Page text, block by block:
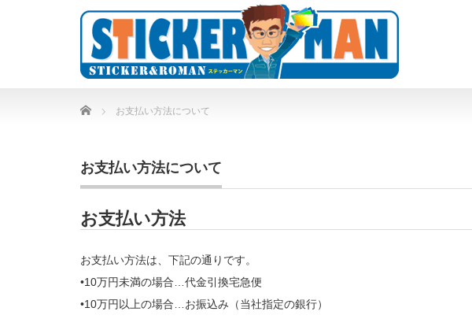
Home お支払い方法について
お支払い方法について
お支払い方法
お支払い方法は、下記の通りです。
•10万円未満の場合…代金引換宅急便
•10万円以上の場合…お振込み（当社指定の銀行）